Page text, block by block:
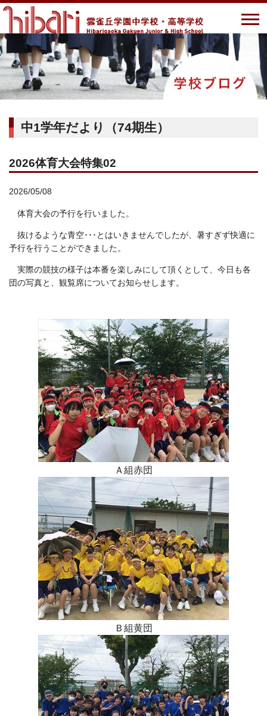
中1学年だより（74期生）
2026体育大会特集02
2026/05/08
体育大会の予行を行いました。
抜けるような青空･･･とはいきませんでしたが、暑すぎず快適に
予行を行うことができました。
実際の競技の様子は本番を楽しみにして頂くとして、今日も各
団の写真と、観覧席についてお知らせします。
Ａ組赤団
Ｂ組黄団